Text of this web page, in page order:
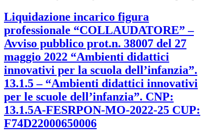
Liquidazione incarico figura
professionale “COLLAUDATORE” –
Avviso pubblico prot.n. 38007 del 27
maggio 2022 “Ambienti didattici
innovativi per la scuola dell’infanzia”.
13.1.5 – “Ambienti didattici innovativi
per le scuole dell’infanzia”. CNP:
13.1.5A-FESRPON-MO-2022-25 CUP:
F74D22000650006